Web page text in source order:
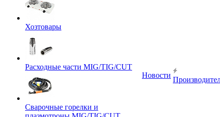
Хозтовары
Расходные части MIG/TIG/CUT
Сварочные горелки и
Новости